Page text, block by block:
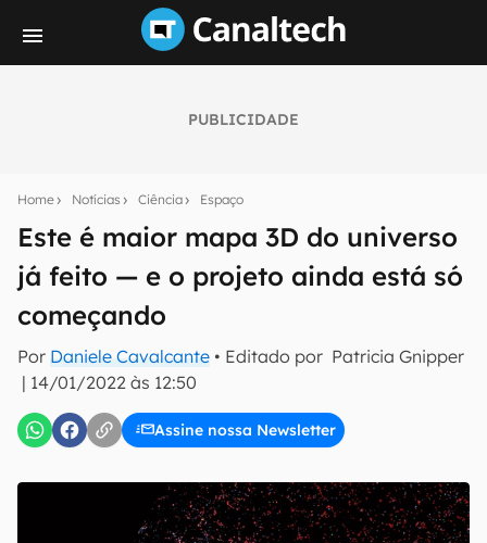
PUBLICIDADE
Home Notícias Ciência Espaço
Este é maior mapa 3D do universo
já feito — e o projeto ainda está só
começando
Por Daniele Cavalcante • Editado por Patricia Gnipper
| 14/01/2022 às 12:50
Assine nossa Newsletter
notícias e reviews sobre tecnologia em primeira
mão.
E-mail
inscreva-se
Confirmo que li, aceito e concordo com os Termos de
Uso e Política de Privacidade do Canaltech.